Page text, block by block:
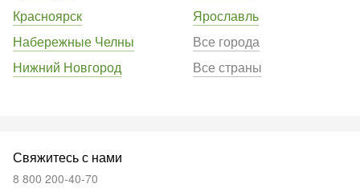
Красноярск
Набережные Челны
Нижний Новгород
Ярославль
Все города
Все страны
Свяжитесь с нами
8 800 200-40-70